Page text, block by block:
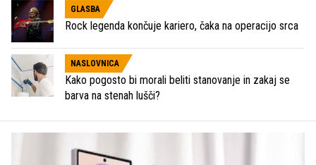
GLASBA
Rock legenda končuje kariero, čaka na operacijo srca
NASLOVNICA
Kako pogosto bi morali beliti stanovanje in zakaj se
barva na stenah lušči?